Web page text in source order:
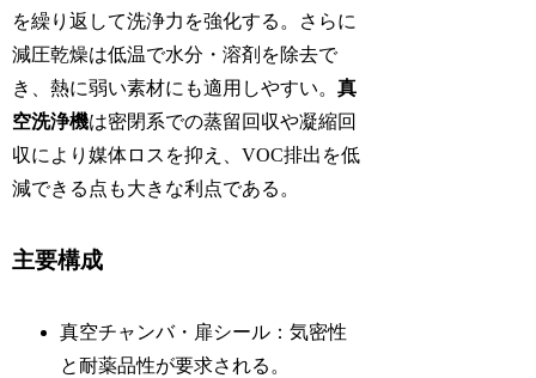
を繰り返して洗浄力を強化する。さらに
減圧乾燥は低温で水分・溶剤を除去で
き、熱に弱い素材にも適用しやすい。真
空洗浄機は密閉系での蒸留回収や凝縮回
収により媒体ロスを抑え、VOC排出を低
減できる点も大きな利点である。
主要構成
真空チャンバ・扉シール：気密性
と耐薬品性が要求される。